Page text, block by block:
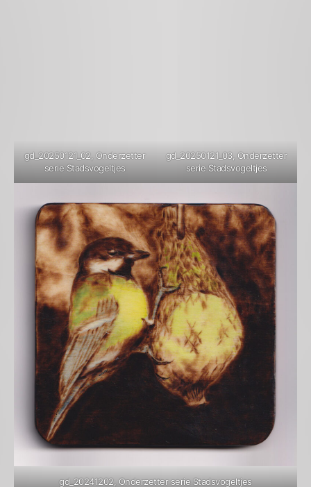
gd_20250121_02, Onderzetter
serie Stadsvogeltjes
gd_20250121_03, Onderzetter
serie Stadsvogeltjes
gd_20241202, Onderzetter serie Stadsvogeltjes